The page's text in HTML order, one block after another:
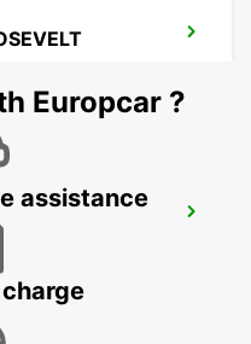
Europcar ?
assistance